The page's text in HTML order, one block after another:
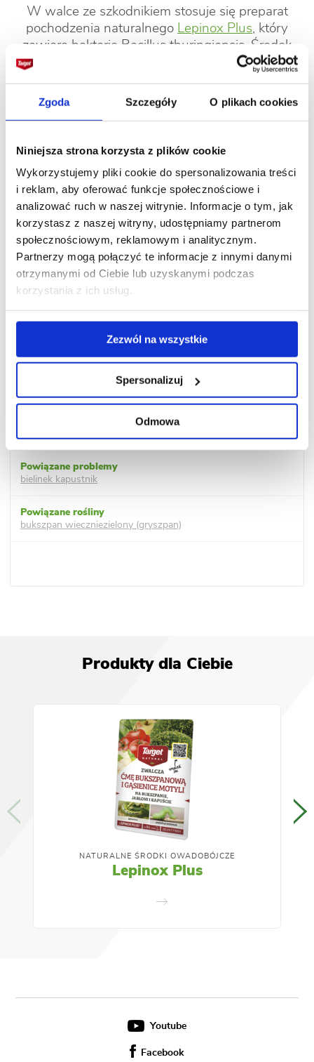
Zgoda Szczegóły O plikach cookies
Niniejsza strona korzysta z plików cookie
Wykorzystujemy pliki cookie do spersonalizowania treści
i reklam, aby oferować funkcje społecznościowe i
analizować ruch w naszej witrynie. Informacje o tym, jak
korzystasz z naszej witryny, udostępniamy partnerom
społecznościowym, reklamowym i analitycznym.
Partnerzy mogą połączyć te informacje z innymi danymi
otrzymanymi od Ciebie lub uzyskanymi podczas
korzystania z ich usług.
Zezwól na wszystkie
Spersonalizuj
Odmowa
W walce ze szkodnikiem stosuje się preparat
pochodzenia naturalnego Lepinox Plus, który
zawiera bakterię Bacillus thuringiensis. Środek
aplikuje się poprzez oprysk roślin. Na roślinie
żerować i giną w ciągu 72 godzin
(działanie
żołądkowe). 10g preparatu wystarcza na około 5
Galeria
bielinek kapustnik
bukszpan wieczniezielony (gryszpan)
Produkty dla Ciebie
NATURALNE ŚRODKI OWADOBÓJCZE
Lepinox Plus
Youtube
Facebook